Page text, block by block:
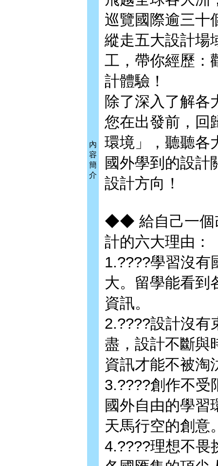
內
容
簡
介
巡覽國際逾三十
縱走五大設計場
工，帶你經歷
計體驗！
除了深入了解各
您在出發前，回
環境」，聽聽各
國外學到的設計
設計方向！
◆◆ 給自己一個
計的六大理由：
1.????學習沒有
大。留學能看到
資訊。
2.????設計沒有
盡，設計不斷與
資訊才能不被淘
3.????創作不受
國外自由的學習
天馬行空的創意
4.????理想不畏